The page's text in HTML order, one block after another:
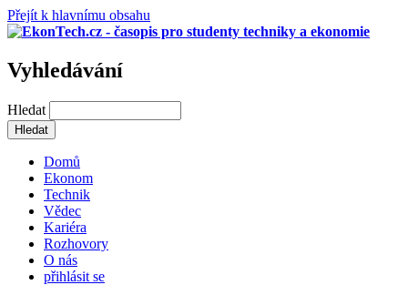
Přejít k hlavnímu obsahu
Vyhledávání
Hledat
Domů
Ekonom
Technik
Vědec
Kariéra
Rozhovory
O nás
přihlásit se